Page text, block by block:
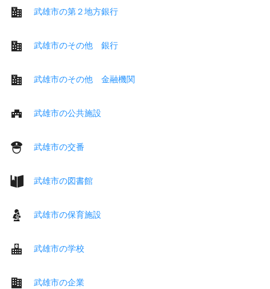
武雄市の第２地方銀行
武雄市のその他 銀行
武雄市のその他 金融機関
武雄市の公共施設
武雄市の交番
武雄市の図書館
武雄市の保育施設
武雄市の学校
武雄市の企業